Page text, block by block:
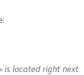
is located right next